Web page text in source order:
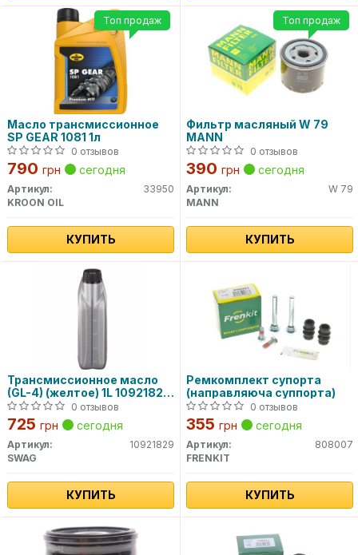
Масло трансмиссионное
SP GEAR 1081 1л
0 отзывов
790 грн сегодня
Артикул:
33950
KROON OIL
КУПИТЬ
Топ продаж
Фильтр масляный W 79
MANN
0 отзывов
390 грн сегодня
Артикул:
W 79
MANN
КУПИТЬ
Топ продаж
Трансмиссионное масло
(GL-4) (желтое) 1L 10921829
SWAG
0 отзывов
725 грн сегодня
Артикул:
10921829
SWAG
КУПИТЬ
Ремкомплект супорта
(направляюча суппорта)
0 отзывов
355 грн сегодня
Артикул:
808007
FRENKIT
КУПИТЬ